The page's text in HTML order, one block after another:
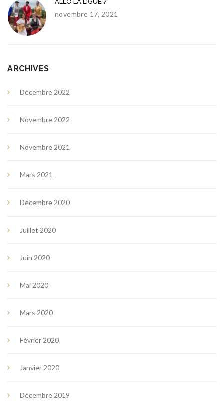
novembre 17, 2021
ARCHIVES
Décembre 2022
Novembre 2022
Novembre 2021
Mars 2021
Décembre 2020
Juillet 2020
Juin 2020
Mai 2020
Mars 2020
Février 2020
Janvier 2020
Décembre 2019